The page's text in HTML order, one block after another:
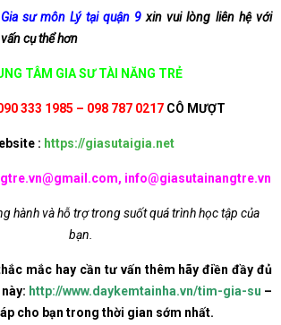
Gia sư môn Lý tại quận 9xin vui lòng liên hệ với
cụ thể hơn
TÂM GIA SƯ TÀI NĂNG TRẺ
333 1985 – 098 787 0217 CÔ MƯỢT
: https://giasutaigia.net
info@giasutainangtre.vn
hành và hỗ trợ trong suốt quá trình học tập của
bạn.
mắc hay cần tư vấn thêm hãy điền đầy đủ
http://www.daykemtainha.vn/tim-gia-su –
cho bạn trong thời gian sớm nhất.